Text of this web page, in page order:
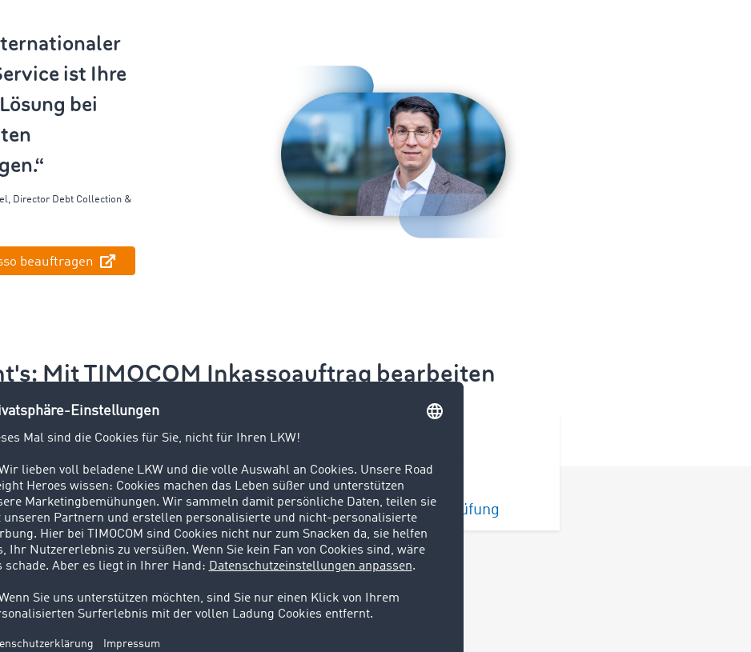
ist Ihre
bei
, Director Debt Collection &
beauftragen
Mit TIMOCOM Inkassoauftrag bearbeiten
Antrag einreichen Antragsprüfung
Unterlagen